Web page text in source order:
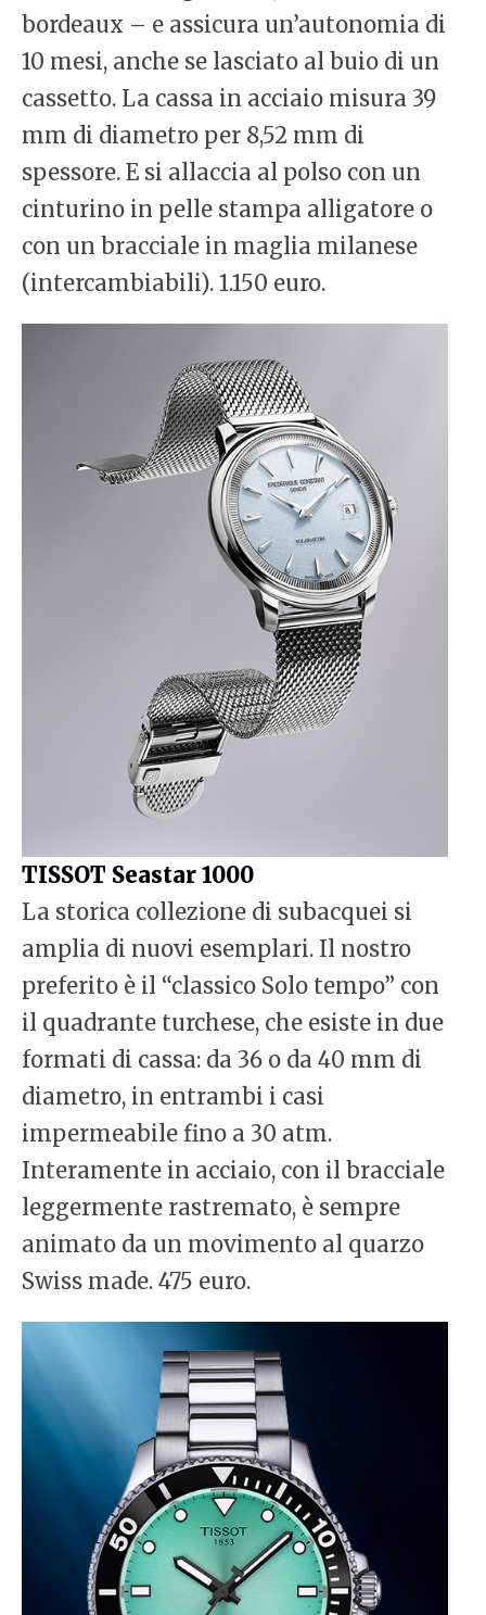
bordeaux – e assicura un’autonomia di
10 mesi, anche se lasciato al buio di un
cassetto. La cassa in acciaio misura 39
mm di diametro per 8,52 mm di
spessore. E si allaccia al polso con un
cinturino in pelle stampa alligatore o
con un bracciale in maglia milanese
(intercambiabili). 1.150 euro.
TISSOT Seastar 1000
La storica collezione di subacquei si
amplia di nuovi esemplari. Il nostro
preferito è il “classico Solo tempo” con
il quadrante turchese, che esiste in due
formati di cassa: da 36 o da 40 mm di
diametro, in entrambi i casi
impermeabile fino a 30 atm.
Interamente in acciaio, con il bracciale
leggermente rastremato, è sempre
animato da un movimento al quarzo
Swiss made. 475 euro.